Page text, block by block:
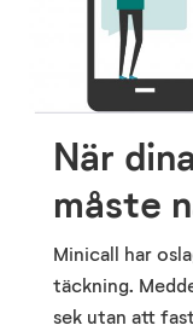
När
måste
Minicall har
täckning.
sek utan att